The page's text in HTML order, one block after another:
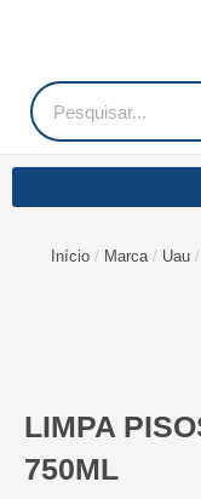
conteúdoPesquisar
Início/ Marca/ Uau/
LIMPA
750ML